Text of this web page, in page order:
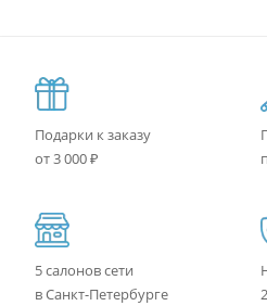
Подарки к заказу
от 3 000 ₽
5 салонов сети
в Санкт-Петербурге